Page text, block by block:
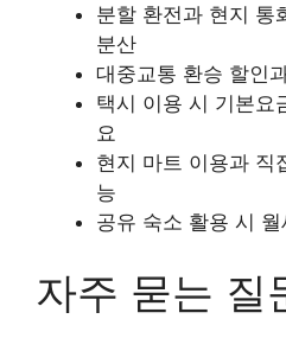
분할 환전과 현지 통
분산
대중교통 환승 할인
택시 이용 시 기본요
요
현지 마트 이용과 직
능
공유 숙소 활용 시
자주 묻는 질